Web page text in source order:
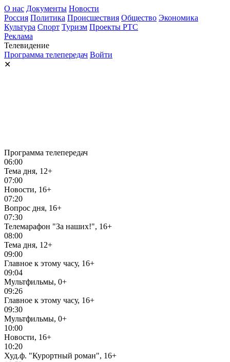
О нас Документы Новости
Россия Политика Происшествия Общество Экономика
Культура Спорт Туризм Проекты РТС
Реклама
Телевидение
Программа телепередач Войти
✕
Программа телепередач
06:00
Тема дня, 12+
07:00
Новости, 16+
07:20
Вопрос дня, 16+
07:30
Телемарафон "За наших!", 16+
08:00
Тема дня, 12+
09:00
Главное к этому часу, 16+
09:04
Мультфильмы, 0+
09:26
Главное к этому часу, 16+
09:30
Мультфильмы, 0+
10:00
Новости, 16+
10:20
Худ.ф. "Курортный роман", 16+